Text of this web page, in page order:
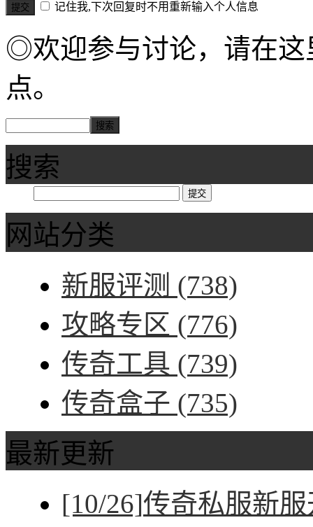
记住我,下次回复时不用重新输入个人信息
◎欢迎参与讨论，请在这
点。
搜索
网站分类
新服评测 (738)
攻略专区 (776)
传奇工具 (739)
传奇盒子 (735)
最新更新
[10/26]传奇私服新